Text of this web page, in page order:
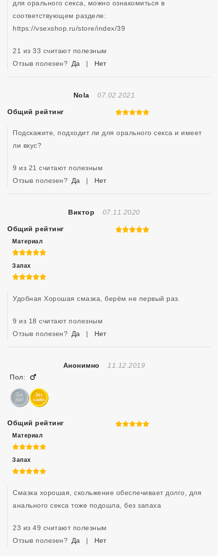
для орального секса, можно ознакомиться в
соответствующем разделе:
https://vsexshop.ru/store/index/39
21 из 33 считают полезным
Отзыв полезен? Да | Нет
Nola Отзыв Создан
07.02.2021
Общий рейтинг 5 из 5
Подскажите, подходит ли для орального секса и имеет
ли вкус?
9 из 21 считают полезным
Отзыв полезен? Да | Нет
Виктор Отзыв Создан
07.11.2020
Общий рейтинг 5 из 5
Материал
5 из 5
Запах
5 из 5
Удобная Хорошая смазка, берëм не первый раз.
9 из 18 считают полезным
Отзыв полезен? Да | Нет
Анонимно Отзыв Создан
11.12.2019
Пол:
Общий рейтинг 5 из 5
Материал
5 из 5
Запах
5 из 5
Смазка хорошая, скольжение обеспечивает долго, для
анального секса тоже подошла, без запаха
23 из 49 считают полезным
Отзыв полезен? Да | Нет